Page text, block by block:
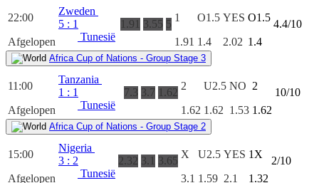
22:00
Afgelopen
Zweden
5 : 1
Tunesië
1.91 3.55 5
1
1.91
O1.5
1.4
YES
2.02
O1.5
1.4
4.4/10
Africa Cup of Nations - Group Stage 3
11:00
Afgelopen
Tanzania
1 : 1
Tunesië
7.3 3.7 1.62
2
1.62
U2.5
1.62
NO
1.53
2
1.62
10/10
Africa Cup of Nations - Group Stage 2
15:00
Afgelopen
Nigeria
3 : 2
Tunesië
2.32 3.1 3.65
X
3.1
U2.5
1.59
YES
2.1
1X
1.32
2/10